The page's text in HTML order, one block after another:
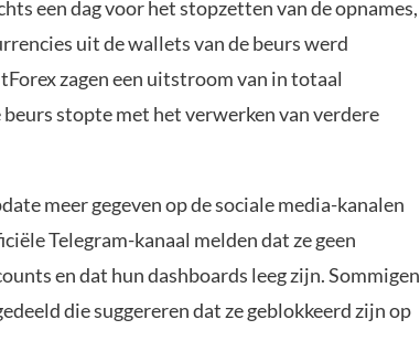
een dag voor het stopzetten van de opnames,
uit de wallets van de beurs werd
zagen een uitstroom van in totaal
stopte met het verwerken van verdere
meer gegeven op de sociale media-kanalen
Telegram-kanaal melden dat ze geen
en dat hun dashboards leeg zijn. Sommigen
die suggereren dat ze geblokkeerd zijn op